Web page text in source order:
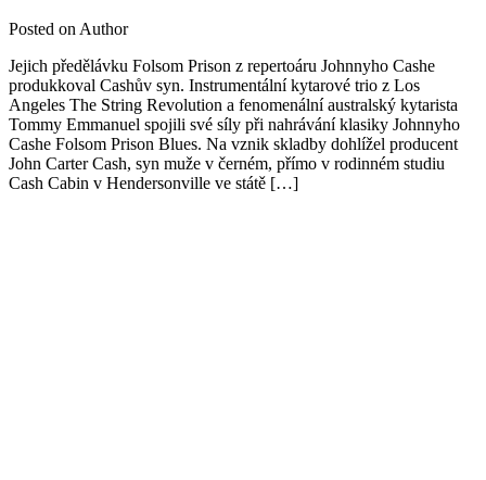
Posted on Author
Jejich předělávku Folsom Prison z repertoáru Johnnyho Cashe
produkkoval Cashův syn. Instrumentální kytarové trio z Los
Angeles The String Revolution a fenomenální australský kytarista
Tommy Emmanuel spojili své síly při nahrávání klasiky Johnnyho
Cashe Folsom Prison Blues. Na vznik skladby dohlížel producent
John Carter Cash, syn muže v černém, přímo v rodinném studiu
Cash Cabin v Hendersonville ve státě […]